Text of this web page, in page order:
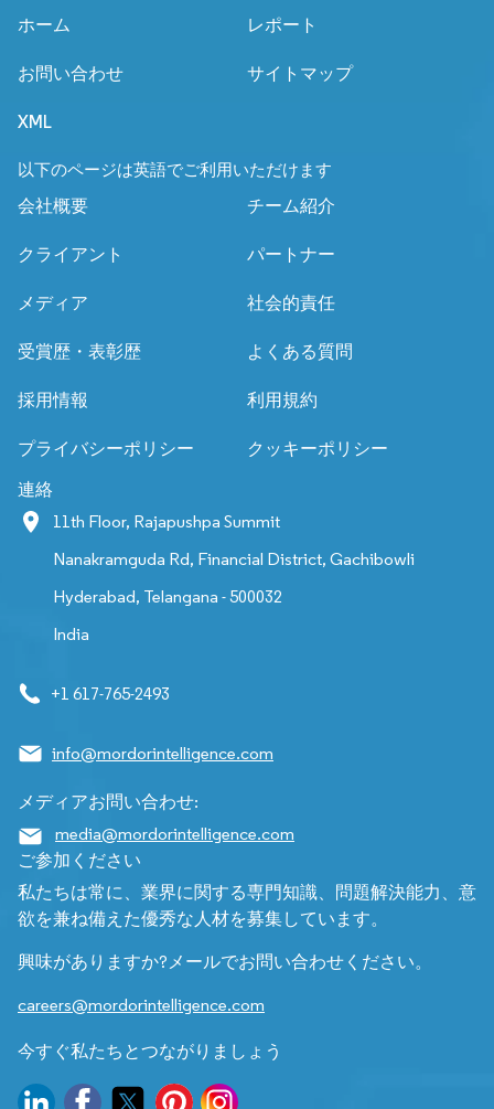
ホーム レポート
お問い合わせ サイトマップ
XML
以下のページは英語でご利用いただけます
会社概要
チーム紹介
クライアント パートナー
メディア 社会的責任
受賞歴・表彰歴 よくある質問
採用情報 利用規約
プライバシーポリシー クッキーポリシー
連絡
11th Floor, Rajapushpa Summit
Nanakramguda Rd, Financial District, Gachibowli
Hyderabad, Telangana - 500032
India
+1 617-765-2493
info@mordorintelligence.com
メディアお問い合わせ:
media@mordorintelligence.com
ご参加ください
私たちは常に、業界に関する専門知識、問題解決能力、意
欲を兼ね備えた優秀な人材を募集しています。
興味がありますか?メールでお問い合わせください。
careers@mordorintelligence.com
今すぐ私たちとつながりましょう